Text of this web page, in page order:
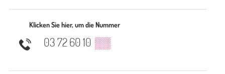
Klicken Sie hier, um die Nummer
03 72 60 10 ▒▒